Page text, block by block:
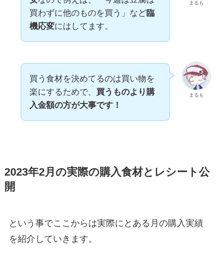
まるも
買わずに他のものを買う」など臨
機応変にはしてます。
まるも
買う食材を決めてるのは買い物を
楽にするためで、 買うものより購
入金額の方が大事です！
2023年2月の実際の購入食材とレシート公
開
という事でここからは実際にとある月の購入実績
を紹介していきます。